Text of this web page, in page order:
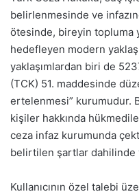
belirlenmesinde ve
ötesinde, bireyin topluma
hedefleyen modern
yaklaşımlardan biri de
(TCK) 51. maddesinde
ertelenmesi” kurumudur.
kişiler hakkında
ceza infaz kurumunda
belirtilen şartlar dahilinde
Kullanıcının özel talebi